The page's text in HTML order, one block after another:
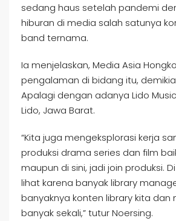
sedang haus setelah pandemi
hiburan di media salah satunya
band ternama.
Ia menjelaskan, Media Asia
pengalaman di bidang itu,
Apalagi dengan adanya Lido
Lido, Jawa Barat.
“Kita juga mengeksplorasi kerja
produksi drama series dan film
maupun di sini, jadi join produksi.
lihat karena banyak library
banyaknya konten library kita dan
banyak sekali,” tutur Noersing.